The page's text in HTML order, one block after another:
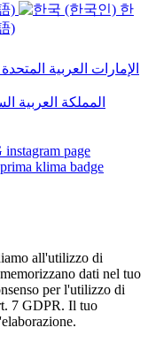
)
한
)
all'utilizzo di
dati nel tuo
per l'utilizzo di
7 GDPR. Il tuo